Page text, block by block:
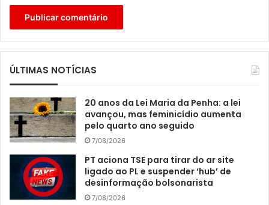
ÚLTIMAS NOTÍCIAS
20 anos da Lei Maria da Penha: a lei
avançou, mas feminicídio aumenta
pelo quarto ano seguido
7/08/2026
PT aciona TSE para tirar do ar site
ligado ao PL e suspender ‘hub’ de
desinformação bolsonarista
7/08/2026